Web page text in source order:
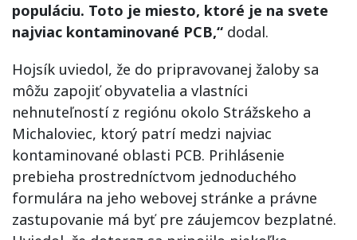
populáciu. Toto je miesto, ktoré je na svete
najviac kontaminované PCB,“ dodal.
Hojsík uviedol, že do pripravovanej žaloby sa
môžu zapojiť obyvatelia a vlastníci
nehnuteľností z regiónu okolo Strážskeho a
Michaloviec, ktorý patrí medzi najviac
kontaminované oblasti PCB. Prihlásenie
prebieha prostredníctvom jednoduchého
formulára na jeho webovej stránke a právne
zastupovanie má byť pre záujemcov bezplatné.